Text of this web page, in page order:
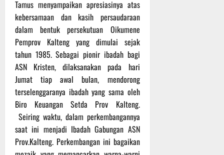
Tamus menyampaikan apresiasinya atas
kebersamaan dan kasih persaudaraan
dalam bentuk persekutuan Oikumene
Pemprov Kalteng yang dimulai sejak
tahun 1985. Sebagai pionir ibadah bagi
ASN Kristen, dilaksanakan pada hari
Jumat tiap awal bulan, mendorong
terselenggaranya ibadah yang sama oleh
Biro Keuangan Setda Prov Kalteng.
Seiring waktu, dalam perkembangannya
saat ini menjadi Ibadah Gabungan ASN
Prov.Kalteng. Perkembangan ini bagaikan